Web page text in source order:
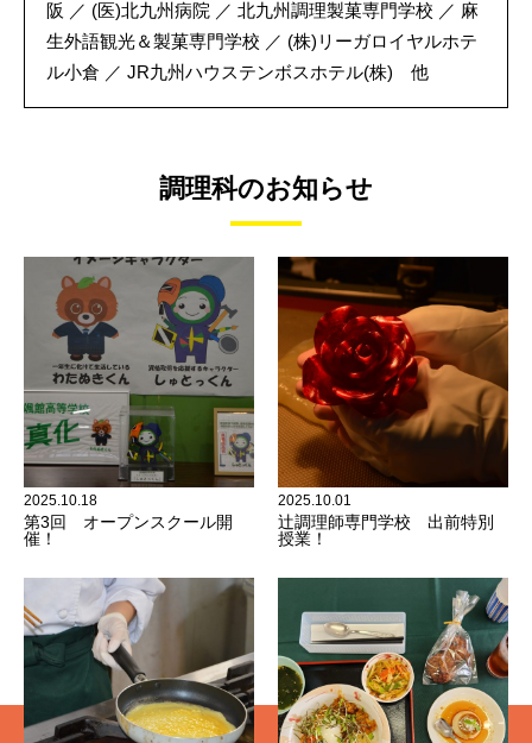
阪 ／ (医)北九州病院 ／ 北九州調理製菓専門学校 ／ 麻
生外語観光＆製菓専門学校 ／ (株)リーガロイヤルホテ
ル小倉 ／ JR九州ハウステンボスホテル(株) 他
調理科のお知らせ
2025.10.18
第3回 オープンスクール開
催！
2025.10.01
辻調理師専門学校 出前特別
授業！